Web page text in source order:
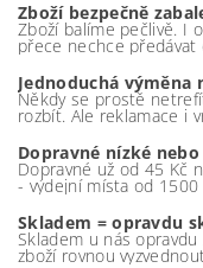
Zboží bezpečně
Zboží balíme pečlivě. I
přece nechce předávat
Jednoduchá výměna
Někdy se prostě
rozbít. Ale reklamace i
Dopravné nízké
Dopravné už od 45 Kč
- výdejní místa od
Skladem = opravdu
Skladem u nás
zboží rovnou